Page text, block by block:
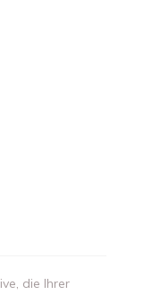
die Ihrer